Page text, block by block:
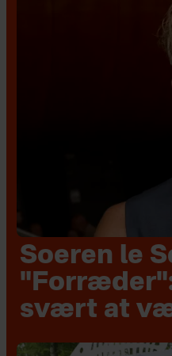
Soeren le
svært at